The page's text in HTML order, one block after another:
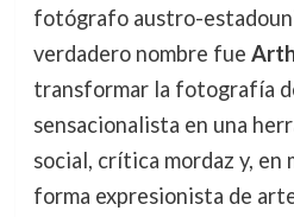
fotógrafo austro-
verdadero nombre fue
transformar la fotografía
sensacionalista en una
social, crítica mordaz y, en
forma expresionista de